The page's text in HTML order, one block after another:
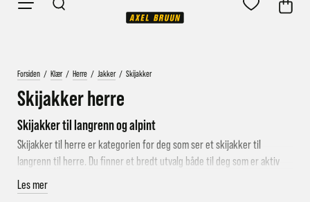
Forsiden / Klær / Herre / Jakker / Skijakker
Skijakker herre
Skijakker til langrenn og alpint
Skijakker til herre er kategorien for deg som ser et skijakker til
langrenn til herre. Du finner et bredt utvalg både til deg som er aktiv
skiløper, til mosjonistene og til turgåeren. Vi har skijakker fra merker
somSwix
Les mer